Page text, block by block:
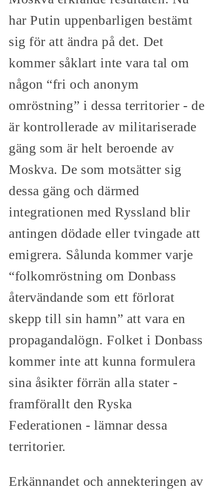
har Putin uppenbarligen bestämt
sig för att ändra på det. Det
kommer såklart inte vara tal om
någon “fri och anonym
omröstning” i dessa territorier - de
är kontrollerade av militariserade
gäng som är helt beroende av
Moskva. De som motsätter sig
dessa gäng och därmed
integrationen med Ryssland blir
antingen dödade eller tvingade att
emigrera. Sålunda kommer varje
“folkomröstning om Donbass
återvändande som ett förlorat
skepp till sin hamn” att vara en
propagandalögn. Folket i Donbass
kommer inte att kunna formulera
sina åsikter förrän alla stater -
framförallt den Ryska
Federationen - lämnar dessa
territorier.
Erkännandet och annekteringen av